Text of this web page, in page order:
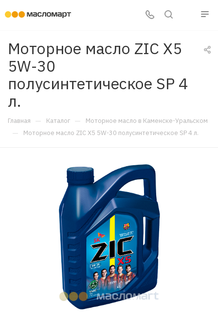
Моторное масло ZIC X5
5W-30
полусинтетическое SP 4
л.
Главная — Каталог — Моторное масло в Каменске-Уральском
— Моторное масло ZIC X5 5W-30 полусинтетическое SP 4 л.